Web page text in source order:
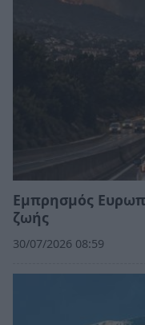
Εμπρησμός
ζωής
30/07/2026 08:59